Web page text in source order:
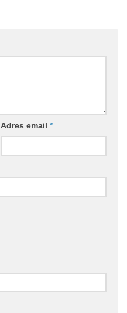
Adres email *